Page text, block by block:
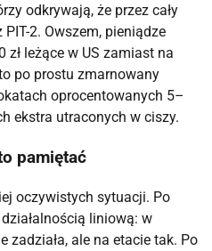
odkrywają, że przez cały
2. Owszem, pieniądze
zł leżące w US zamiast na
po prostu zmarnowany
oprocentowanych 5–
ekstra utraconych w ciszy.
pamiętać
oczywistych sytuacji. Po
liniową: w
zadziała, ale na etacie tak. Po